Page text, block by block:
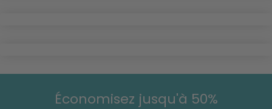
Économisez jusqu'à 50%